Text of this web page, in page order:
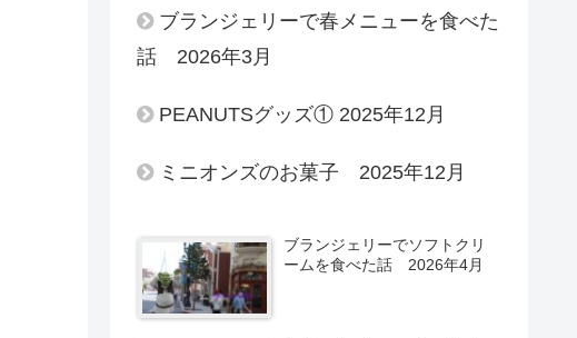
ブランジェリーで春メニューを食べた
話 2026年3月
PEANUTSグッズ① 2025年12月
ミニオンズのお菓子 2025年12月
ブランジェリーでソフトクリ
ームを食べた話 2026年4月